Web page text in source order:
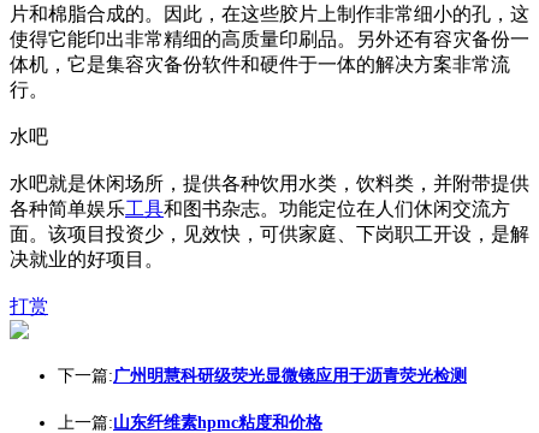
片和棉脂合成的。因此，在这些胶片上制作非常细小的孔，这
使得它能印出非常精细的高质量印刷品。另外还有容灾备份一
体机，它是集容灾备份软件和硬件于一体的解决方案非常流
行。
水吧
水吧就是休闲场所，提供各种饮用水类，饮料类，并附带提供
各种简单娱乐工具和图书杂志。功能定位在人们休闲交流方
面。该项目投资少，见效快，可供家庭、下岗职工开设，是解
决就业的好项目。
打赏
下一篇:广州明慧科研级荧光显微镜应用于沥青荧光检测
上一篇:山东纤维素hpmc粘度和价格